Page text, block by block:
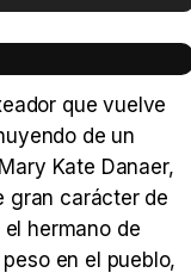
Tráiler 'Vida perra' (2026)
que vuelve
de un
Kate Danaer,
gran carácter de
el hermano de
en el pueblo,